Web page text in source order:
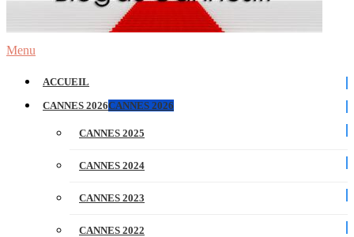
Menu
ACCUEIL
CANNES 2026CANNES 2026
CANNES 2025
CANNES 2024
CANNES 2023
CANNES 2022